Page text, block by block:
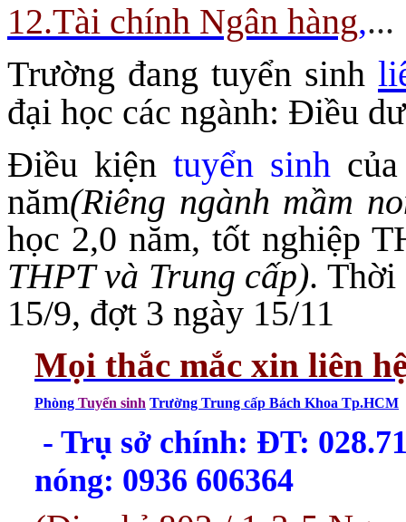
12.Tài chính Ngân hàng,...
Trường đang tuyển sinh
đại học các ngành: Điều
Điều kiện tuyển sinh
năm(Riêng ngành mầm
học 2,0 năm, tốt nghiệp
THPT và Trung cấp). Thời
15/9, đợt 3 ngày 15/11
Mọi thắc mắc xin liên
Phòng Tuyển sinh Trường Trung cấp Bách Khoa Tp.HCM
- Trụ sở chính: ĐT:
nóng: 0936 606364